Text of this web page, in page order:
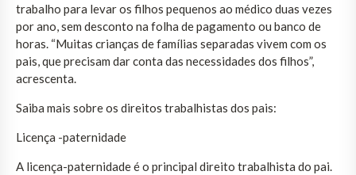
trabalho para levar os filhos pequenos ao médico duas vezes
por ano, sem desconto na folha de pagamento ou banco de
horas. “Muitas crianças de famílias separadas vivem com os
pais, que precisam dar conta das necessidades dos filhos”,
acrescenta.
Saiba mais sobre os direitos trabalhistas dos pais:
Licença -paternidade
A licença-paternidade é o principal direito trabalhista do pai.